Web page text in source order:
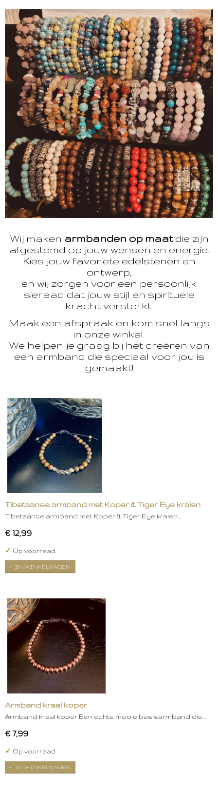
Wij maken armbanden op maatdie zijn
afgestemd op jouw wensen en energie.
Kies jouw favoriete edelstenen en
ontwerp,
en wij zorgen voor een persoonlijk
sieraad dat jouw stijl en spirituele
kracht versterkt.
Maak een afspraak en kom snel langs
in onze winkel.
We helpen je graag bij het creëren van
een armband die speciaal voor jou is
gemaakt!
Tibetaanse armband met Koper & Tiger Eye kralen
Tibetaanse armband met Koper & Tiger Eye kralen…
€ 12,99
✓ Op voorraad
IN WINKELWAGEN
Armband kraal koper
Armband kraal koper Een echte mooie basisarmband die…
€ 7,99
✓ Op voorraad
IN WINKELWAGEN